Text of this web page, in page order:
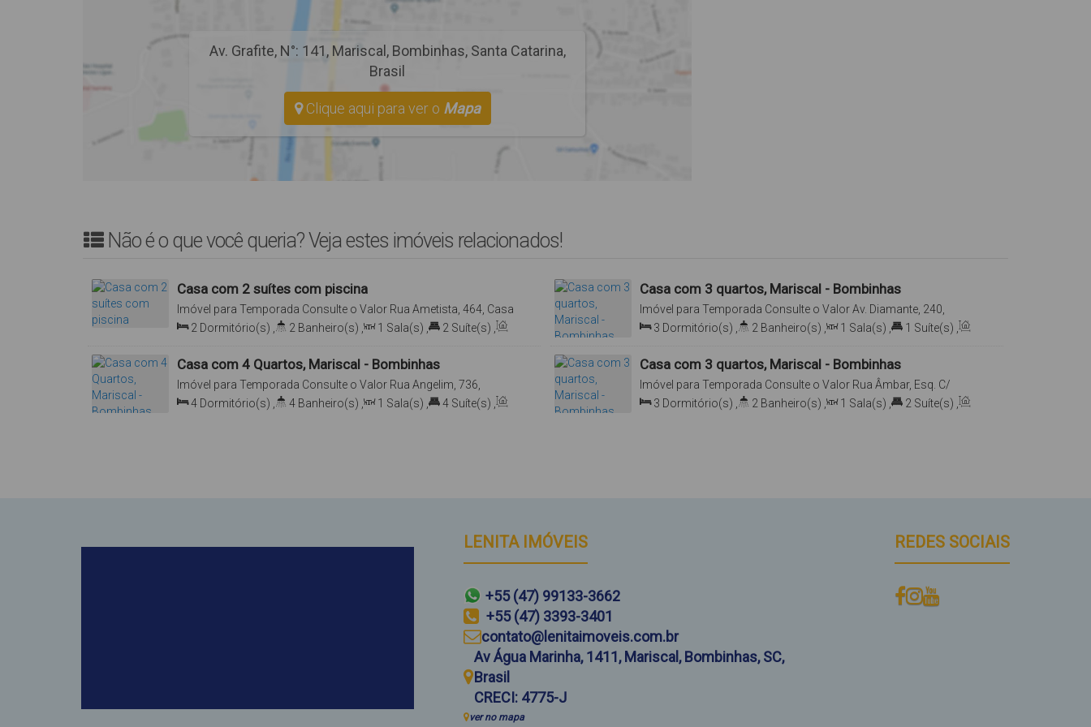
Av. Grafite, N°: 141, Mariscal, Bombinhas, Santa Catarina,
Brasil
Clique aqui para ver o Mapa
Não é o que você queria? Veja estes imóveis relacionados!
Casa com 2 suítes com piscina
Consulte o Valor
Imóvel para Temporada
Rua Ametista, 464, Casa
1, Mariscal, Bombinhas, Santa Catarina, Brasil
2 Dormitório(s) 2 Banheiro(s) 1 Sala(s) 2 Suíte(s)
Casa com 3 quartos, Mariscal - Bombinhas
Consulte o Valor
Imóvel para Temporada
Av. Diamante, 240,
Mariscal, Bombinhas, Santa Catarina, Brasil
3 Dormitório(s) 2 Banheiro(s) 1 Sala(s) 1 Suíte(s)
Casa com 4 Quartos, Mariscal - Bombinhas
Consulte o Valor
Imóvel para Temporada
Rua Angelim, 736,
Mariscal, Bombinhas, Santa Catarina, Brasil
4 Dormitório(s) 4 Banheiro(s) 1 Sala(s) 4 Suíte(s)
Casa com 3 quartos, Mariscal - Bombinhas
Consulte o Valor
Imóvel para Temporada
Rua Âmbar, Esq. C/
Marfim, 2465, Mariscal, Bombinhas, Santa Catarina, Brasil
3 Dormitório(s) 2 Banheiro(s) 1 Sala(s) 2 Suíte(s)
LENITA IMÓVEIS
+55 (47) 99133-3662
+55 (47) 3393-3401
contato@lenitaimoveis.com.br
Av Água Marinha, 1411, Mariscal, Bombinhas, SC,
Brasil
CRECI: 4775-J
ver no mapa
REDES SOCIAIS